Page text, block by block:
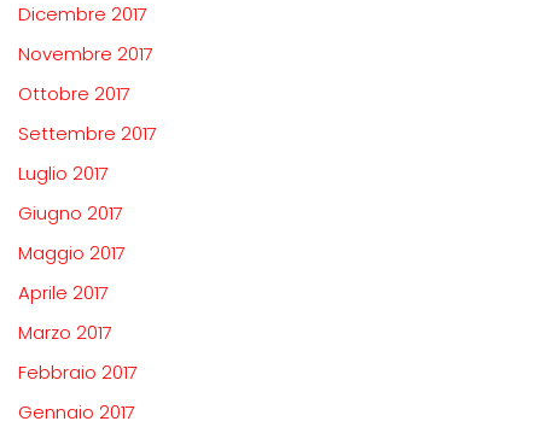
Dicembre 2017
Novembre 2017
Ottobre 2017
Settembre 2017
Luglio 2017
Giugno 2017
Maggio 2017
Aprile 2017
Marzo 2017
Febbraio 2017
Gennaio 2017